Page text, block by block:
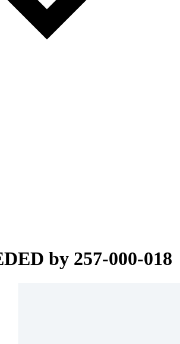
by 257-000-018